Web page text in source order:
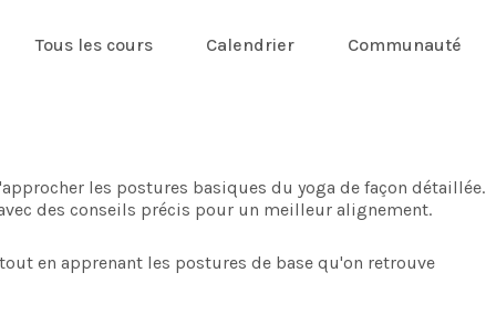
Tous les cours Calendrier Communauté
les postures basiques du yoga de façon détaillée.
des conseils précis pour un meilleur alignement.
en apprenant les postures de base qu'on retrouve